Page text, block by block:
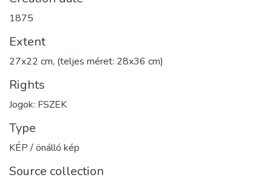
1875
Extent
27x22 cm, (teljes méret: 28x36 cm)
Rights
Jogok: FSZEK
Type
KÉP / önálló kép
Source collection